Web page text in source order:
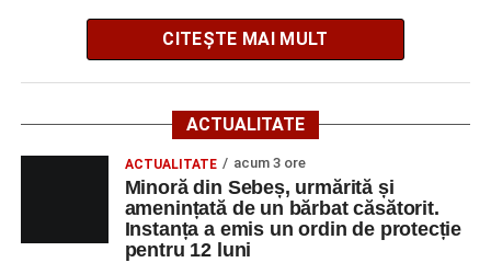
Poliția Municipiului Sebeș a fost sesizată, prin SNUAU
112, în jurul orei 20:41, cu privire la producerea
evenimentului rutier.
Din primele cercetări efectuate la fața locului, polițiștii au
stabilit că o femeie de 29 de ani, din municipiul Sebeș,
care conducea un autoturism pe direcția Șugag – Sebeș,
a intrat în coliziune cu un alt autoturism, condus
CITEȘTE MAI MULT
ACTUALITATE
ACTUALITATE acum 3 ore
Minoră din Sebeș, urmărită și
amenințată de un bărbat căsătorit.
Instanța a emis un ordin de protecție
pentru 12 luni